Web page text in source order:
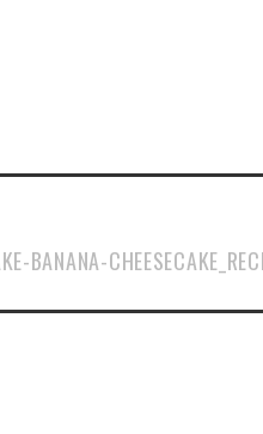
BANANA-